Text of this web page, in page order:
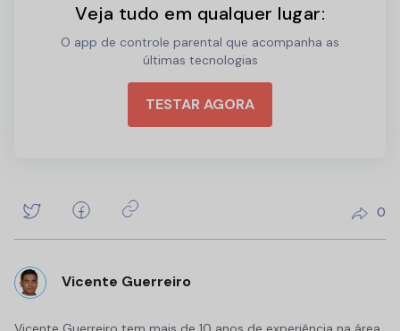
Veja tudo em qualquer lugar:
O app de controle parental que acompanha as
últimas tecnologias
TESTAR AGORA
0
Vicente Guerreiro